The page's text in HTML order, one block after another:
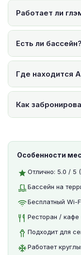
Работает ли
Есть ли бассейн?
Где находится
Как
Особенности
Отлично: 5.0 / 5
Бассейн на
Бесплатный Wi-
Ресторан / кафе
Подходит для
Работает